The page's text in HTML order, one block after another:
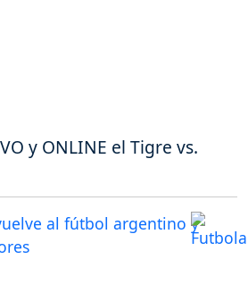
y ONLINE el Tigre vs.